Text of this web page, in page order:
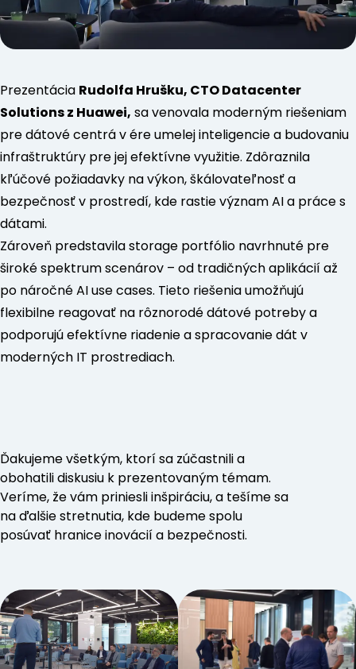
Prezentácia Rudolfa Hrušku, CTO Datacenter
Solutions z Huawei, sa venovala moderným riešeniam
pre dátové centrá v ére umelej inteligencie a budovaniu
infraštruktúry pre jej efektívne využitie. Zdôraznila
kľúčové požiadavky na výkon, škálovateľnosť a
bezpečnosť v prostredí, kde rastie význam AI a práce s
dátami.
Zároveň predstavila storage portfólio navrhnuté pre
široké spektrum scenárov – od tradičných aplikácií až
po náročné AI use cases. Tieto riešenia umožňujú
flexibilne reagovať na rôznorodé dátové potreby a
podporujú efektívne riadenie a spracovanie dát v
moderných IT prostrediach.
Ďakujeme všetkým, ktorí sa zúčastnili a
obohatili diskusiu k prezentovaným témam.
Veríme, že vám priniesli inšpiráciu, a tešíme sa
na ďalšie stretnutia, kde budeme spolu
posúvať hranice inovácií a bezpečnosti.